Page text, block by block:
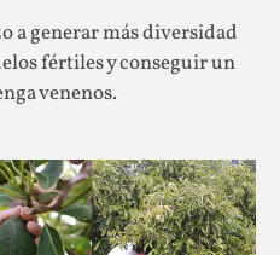
a generar más diversidad
fértiles y conseguir un
venenos.